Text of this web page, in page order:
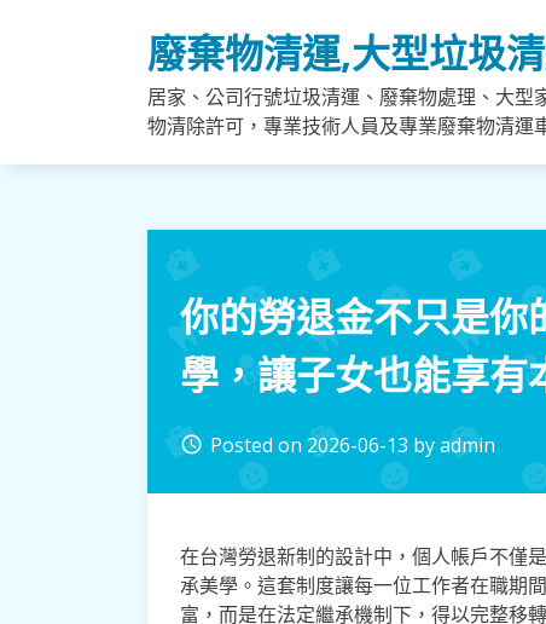
廢棄物清運,大型垃圾
居家、公司行號垃圾清運、廢棄物處理、大
物清除許可，專業技術人員及專業廢棄物清運
你的勞退金不只是你
學，讓子女也能享有
access_time Posted on2026-06-13 byadmin
在台灣勞退新制的設計中，個人帳戶不僅
承美學。這套制度讓每一位工作者在職期
富，而是在法定繼承機制下，得以完整移